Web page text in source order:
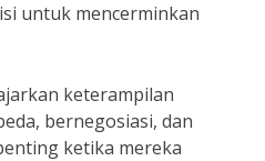
untuk mencerminkan
keterampilan
bernegosiasi, dan
ketika mereka